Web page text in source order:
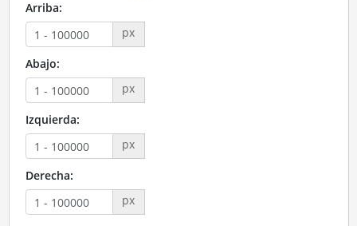
Arriba:
px
Abajo:
px
Izquierda:
px
Derecha:
px